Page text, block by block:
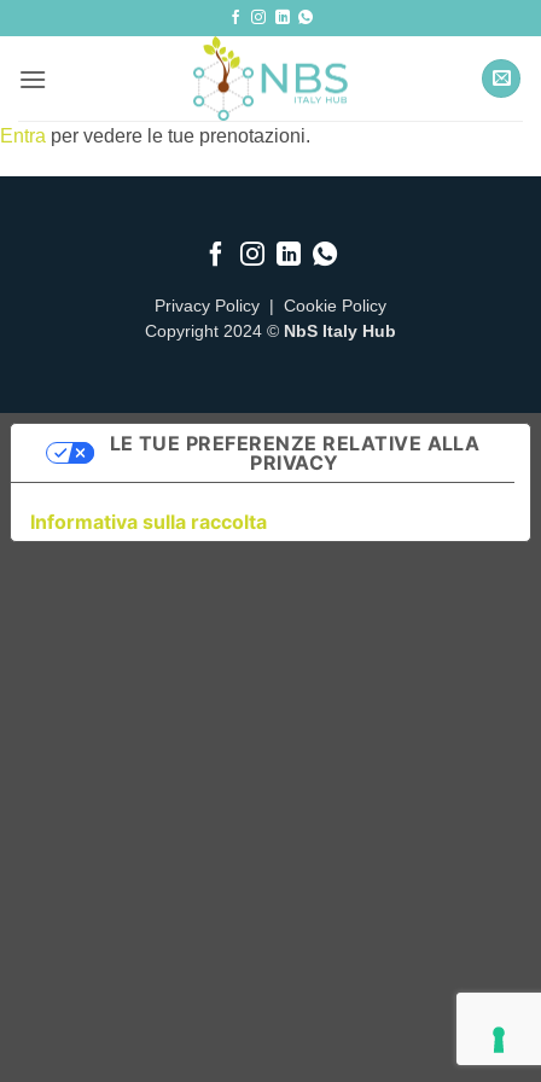
contenuti
Entra per vedere le tue prenotazioni.
Privacy Policy
Cookie Policy
Copyright 2024 © NbS Italy Hub
Informativa sulla raccolta
LE TUE PREFERENZE RELATIVE ALLA
PRIVACY